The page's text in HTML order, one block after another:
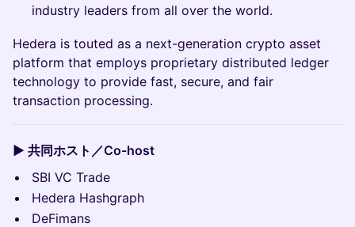
industry leaders from all over the world.
Hedera is touted as a next-generation crypto asset
platform that employs proprietary distributed ledger
technology to provide fast, secure, and fair
transaction processing.
▶️ 共同ホスト／Co-host
SBI VC Trade
Hedera Hashgraph
DeFimans